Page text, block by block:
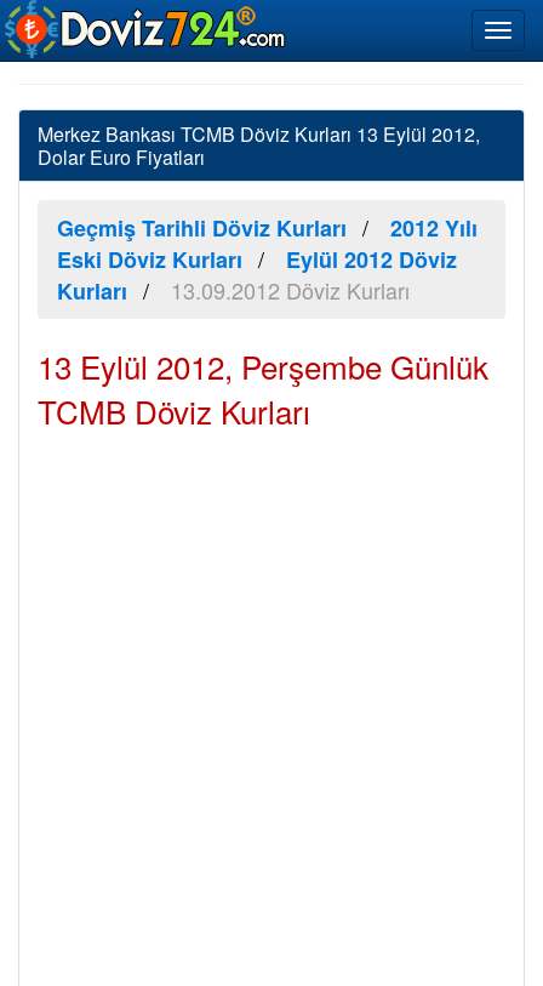
Merkez Bankası TCMB Döviz Kurları 13 Eylül 2012,
Dolar Euro Fiyatları
Geçmiş Tarihli Döviz Kurları
2012 Yılı
Eski Döviz Kurları
Eylül 2012 Döviz
Kurları
13.09.2012 Döviz Kurları
13 Eylül 2012, Perşembe Günlük
TCMB Döviz Kurları